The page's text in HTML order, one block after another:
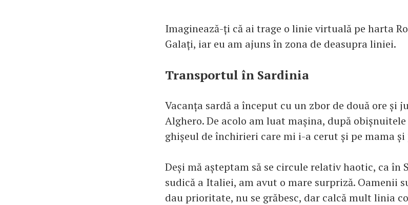
Imaginează-ți că ai trage o linie virtuală pe harta
Galați, iar eu am ajuns în zona de deasupra liniei.
Transportul în Sardinia
Vacanța sardă a început cu un zbor de două ore și
Alghero. De acolo am luat mașina, după
ghișeul de închirieri care mi i-a cerut și pe mama
Deși mă așteptam să se circule relativ haotic, ca în
sudică a Italiei, am avut o mare surpriză. Oamenii
dau prioritate, nu se grăbesc, dar calcă mult linia